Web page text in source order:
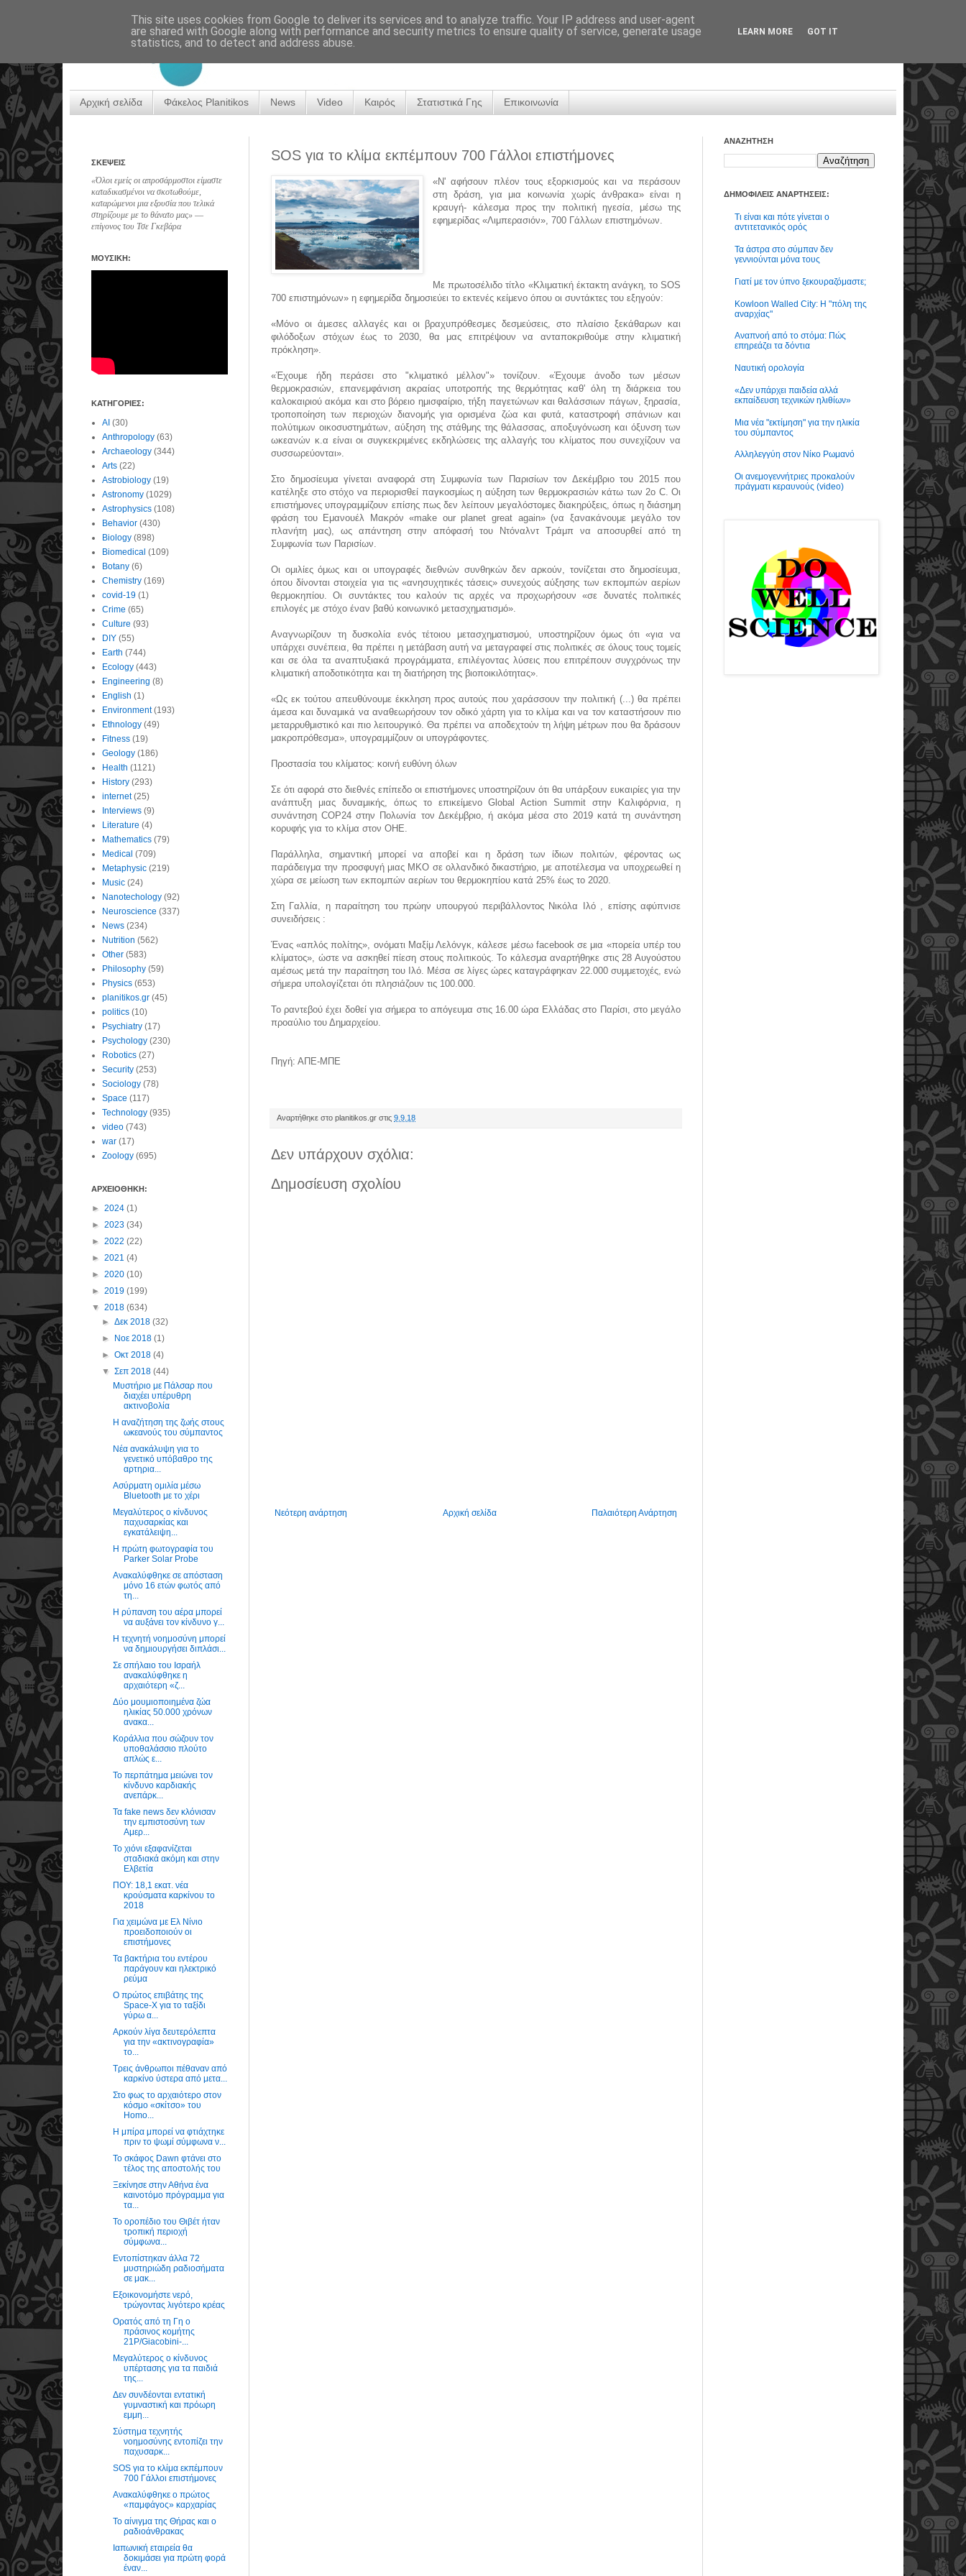
Αρχική σελίδα Φάκελος Planitikos News Video Καιρός Στατιστικά Γης Επικοινωνία
SOS για το κλίμα εκπέμπουν 700 Γάλλοι επιστήμονες
«Ν' αφήσουν πλέον τους εξορκισμούς και να περάσουν
στη δράση, για μια κοινωνία χωρίς άνθρακα» είναι η
κραυγή- κάλεσμα προς την πολιτική ηγεσία, μέσω της
εφημερίδας «Λιμπερασιόν», 700 Γάλλων επιστημόνων.
Με πρωτοσέλιδο τίτλο «Κλιματική έκτακτη ανάγκη, το SOS
700 επιστημόνων» η εφημερίδα δημοσιεύει το εκτενές κείμενο όπου οι συντάκτες του εξηγούν:
«Μόνο οι άμεσες αλλαγές και οι βραχυπρόθεσμες δεσμεύσεις, στο πλαίσιο ξεκάθαρων και
φιλόδοξων στόχων έως το 2030, θα μας επιτρέψουν να ανταποκριθούμε στην κλιματική
πρόκληση».
«Έχουμε ήδη περάσει στο "κλιματικό μέλλον"» τονίζουν. «Έχουμε άνοδο των μέσων
θερμοκρασιών, επανεμφάνιση ακραίας υποτροπής της θερμότητας καθ' όλη τη διάρκεια του
καλοκαιριού ακόμα και στο βόρειο ημισφαίριο, τήξη παγετώνων και θαλάσσιων πάγων, ξηρασία,
τροποποίηση των περιοχών διανομής για ορισμένα ζώα και φυτά, καταστροφή σπάνιων και
πολύτιμων οικοσυστημάτων, αύξηση της στάθμης της θάλασσας, αποξυγόνωση και όξυνση των
ωκεανών κ.α είναι οι συγκεκριμένες εκδηλώσεις της αλλαγής του κλίματος που συνεχίζουν να
συσσωρεύονται».
Στο δημοσίευμα γίνεται αναφορά στη Συμφωνία των Παρισίων τον Δεκέμβριο του 2015 που
κατέληξε στο στόχο να περιορισθεί παγκοσμίως η αύξηση των θερμοκρασιών κάτω των 2ο C. Οι
επιστήμονες υπογραμμίζουν επίσης πως δεν λείπουν μεγαλόστομες διακηρύξεις, όπως η διάσημη
φράση του Εμανουέλ Μακρόν «make our planet great again» (να ξανακάνουμε μεγάλο τον
πλανήτη μας), ως απάντηση στην απόφασή του Ντόναλντ Τράμπ να αποσυρθεί από τη
Συμφωνία των Παρισίων.
Οι ομιλίες όμως και οι υπογραφές διεθνών συνθηκών δεν αρκούν, τονίζεται στο δημοσίευμα,
όπου δίνονται στοιχεία για τις «ανησυχητικές τάσεις» συνεχούς αύξησης των εκπομπών αερίων
θερμοκηπίου. Οι συντάκτες του καλούν τις αρχές να προχωρήσουν «σε δυνατές πολιτικές
επιλογές με στόχο έναν βαθύ κοινωνικό μετασχηματισμό».
Αναγνωρίζουν τη δυσκολία ενός τέτοιου μετασχηματισμού, υποστηρίζουν όμως ότι «για να
υπάρχει συνέπεια, θα πρέπει η μετάβαση αυτή να μεταγραφεί στις πολιτικές σε όλους τους τομείς
και σε όλα τα αναπτυξιακά προγράμματα, επιλέγοντας λύσεις που επιτρέπουν συγχρόνως την
κλιματική αποδοτικότητα και τη διατήρηση της βιοποικιλότητας».
«Ως εκ τούτου απευθύνουμε έκκληση προς αυτούς που χαράσσουν την πολιτική (...) θα πρέπει
άμεσα και δυναμικά να αναθεωρήσουν τον οδικό χάρτη για το κλίμα και να τον καταστήσουν πιο
μεταρρυθμιστικό και πιο λειτουργικό. Θα πρέπει να αποδεχτούν τη λήψη μέτρων που θα δράσουν
μακροπρόθεσμα», υπογραμμίζουν οι υπογράφοντες.
Προστασία του κλίματος: κοινή ευθύνη όλων
Σε ότι αφορά στο διεθνές επίπεδο οι επιστήμονες υποστηρίζουν ότι θα υπάρξουν ευκαιρίες για την
ανάπτυξη μιας δυναμικής, όπως το επικείμενο Global Action Summit στην Καλιφόρνια, η
συνάντηση COP24 στην Πολωνία τον Δεκέμβριο, ή ακόμα μέσα στο 2019 κατά τη συνάντηση
κορυφής για το κλίμα στον ΟΗΕ.
Παράλληλα, σημαντική μπορεί να αποβεί και η δράση των ίδιων πολιτών, φέροντας ως
παράδειγμα την προσφυγή μιας ΜΚΟ σε ολλανδικό δικαστήριο, με αποτέλεσμα να υποχρεωθεί η
χώρα σε μείωση των εκπομπών αερίων του θερμοκηπίου κατά 25% έως το 2020.
Στη Γαλλία, η παραίτηση του πρώην υπουργού περιβάλλοντος Νικόλα Ιλό , επίσης αφύπνισε
συνειδήσεις :
Ένας «απλός πολίτης», ονόματι Μαξίμ Λελόνγκ, κάλεσε μέσω facebook σε μια «πορεία υπέρ του
κλίματος», ώστε να ασκηθεί πίεση στους πολιτικούς. Το κάλεσμα αναρτήθηκε στις 28 Αυγούστου
αμέσως μετά την παραίτηση του Ιλό. Μέσα σε λίγες ώρες καταγράφηκαν 22.000 συμμετοχές, ενώ
σήμερα υπολογίζεται ότι πλησιάζουν τις 100.000.
Το ραντεβού έχει δοθεί για σήμερα το απόγευμα στις 16.00 ώρα Ελλάδας στο Παρίσι, στο μεγάλο
προαύλιο του Δημαρχείου.
Πηγή: ΑΠΕ-ΜΠΕ
Αναρτήθηκε στο planitikos.gr στις 9.9.18
Δεν υπάρχουν σχόλια:
Δημοσίευση σχολίου
Νεότερη ανάρτηση Παλαιότερη Ανάρτηση
Αρχική σελίδα
ΣΚΕΨΕΙΣ
«Όλοι εμείς οι απροσάρμοστοι είμαστε
καταδικασμένοι να σκοτωθούμε,
καταρώμενοι μια εξουσία που τελικά
στηρίζουμε με το θάνατο μας» ―
επίγονος του Τσε Γκεβάρα
ΜΟΥΣΙΚΗ:
ΚΑΤΗΓΟΡΙΕΣ:
AI (30)
Anthropology (63)
Archaeology (344)
Arts (22)
Astrobiology (19)
Astronomy (1029)
Astrophysics (108)
Behavior (430)
Biology (898)
Biomedical (109)
Botany (6)
Chemistry (169)
covid-19 (1)
Crime (65)
Culture (93)
DIY (55)
Earth (744)
Ecology (443)
Engineering (8)
English (1)
Environment (193)
Ethnology (49)
Fitness (19)
Geology (186)
Health (1121)
History (293)
internet (25)
Interviews (9)
Literature (4)
Mathematics (79)
Medical (709)
Metaphysic (219)
Music (24)
Nanotechology (92)
Neuroscience (337)
News (234)
Nutrition (562)
Other (583)
Philosophy (59)
Physics (653)
planitikos.gr (45)
politics (10)
Psychiatry (17)
Psychology (230)
Robotics (27)
Security (253)
Sociology (78)
Space (117)
Technology (935)
video (743)
war (17)
Zoology (695)
ΑΡΧΕΙΟΘΗΚΗ:
► 2024 (1)
► 2023 (34)
► 2022 (22)
► 2021 (4)
► 2020 (10)
► 2019 (199)
▼ 2018 (634)
►Δεκ 2018(32)
► Νοε 2018(1)
►Οκτ 2018(4)
▼Σεπ 2018(44)
Μυστήριο με Πάλσαρ που
διαχέει υπέρυθρη
ακτινοβολία
Η αναζήτηση της ζωής στους
ωκεανούς του σύμπαντος
Νέα ανακάλυψη για το
γενετικό υπόβαθρο της
αρτηρια...
Ασύρματη ομιλία μέσω
Bluetooth με το χέρι
Μεγαλύτερος ο κίνδυνος
παχυσαρκίας και
εγκατάλειψη...
Η πρώτη φωτογραφία του
Parker Solar Probe
Ανακαλύφθηκε σε απόσταση
μόνο 16 ετών φωτός από
τη...
Η ρύπανση του αέρα μπορεί
να αυξάνει τον κίνδυνο γ...
Η τεχνητή νοημοσύνη μπορεί
να δημιουργήσει διπλάσι...
Σε σπήλαιο του Ισραήλ
ανακαλύφθηκε η
αρχαιότερη «ζ...
Δύο μουμιοποιημένα ζώα
ηλικίας 50.000 χρόνων
ανακα...
Κοράλλια που σώζουν τον
υποθαλάσσιο πλούτο
απλώς ε...
Το περπάτημα μειώνει τον
κίνδυνο καρδιακής
ανεπάρκ...
Τα fake news δεν κλόνισαν
την εμπιστοσύνη των
Αμερ...
Το χιόνι εξαφανίζεται
σταδιακά ακόμη και στην
Ελβετία
ΠΟΥ: 18,1 εκατ. νέα
κρούσματα καρκίνου το
2018
Για χειμώνα με Ελ Νίνιο
προειδοποιούν οι
επιστήμονες
Τα βακτήρια του εντέρου
παράγουν και ηλεκτρικό
ρεύμα
Ο πρώτος επιβάτης της
Space-X για το ταξίδι
γύρω α...
Αρκούν λίγα δευτερόλεπτα
για την «ακτινογραφία»
το...
Τρεις άνθρωποι πέθαναν από
καρκίνο ύστερα από μετα...
Στο φως το αρχαιότερο στον
κόσμο «σκίτσο» του
Homo...
Η μπίρα μπορεί να φτιάχτηκε
πριν το ψωμί σύμφωνα ν...
Το σκάφος Dawn φτάνει στο
τέλος της αποστολής του
Ξεκίνησε στην Αθήνα ένα
καινοτόμο πρόγραμμα για
τα...
Το οροπέδιο του Θιβέτ ήταν
τροπική περιοχή
σύμφωνα...
Εντοπίστηκαν άλλα 72
μυστηριώδη ραδιοσήματα
σε μακ...
Εξοικονομήστε νερό,
τρώγοντας λιγότερο κρέας
Ορατός από τη Γη ο
πράσινος κομήτης
21Ρ/Giacobini-...
Μεγαλύτερος ο κίνδυνος
υπέρτασης για τα παιδιά
της...
Δεν συνδέονται εντατική
γυμναστική και πρόωρη
εμμη...
Σύστημα τεχνητής
νοημοσύνης εντοπίζει την
παχυσαρκ...
SOS για το κλίμα εκπέμπουν
700 Γάλλοι επιστήμονες
Ανακαλύφθηκε ο πρώτος
«παμφάγος» καρχαρίας
To αίνιγμα της Θήρας και ο
ραδιοάνθρακας
Ιαπωνική εταιρεία θα
δοκιμάσει για πρώτη φορά
έναν...
ΑΝΑΖΗΤΗΣΗ
ΔΗΜΟΦΙΛΕΙΣ ΑΝΑΡΤΗΣΕΙΣ:
Τι είναι και πότε γίνεται ο
αντιτετανικός ορός
Τα άστρα στο σύμπαν δεν
γεννιούνται μόνα τους
Γιατί με τον ύπνο ξεκουραζόμαστε;
Kowloon Walled City: Η "πόλη της
αναρχίας"
Αναπνοή από το στόμα: Πώς
επηρεάζει τα δόντια
Ναυτική ορολογία
«Δεν υπάρχει παιδεία αλλά
εκπαίδευση τεχνικών ηλιθίων»
Μια νέα "εκτίμηση" για την ηλικία
του σύμπαντος
Αλληλεγγύη στον Νίκο Ρωμανό
Οι ανεμογεννήτριες προκαλούν
πράγματι κεραυνούς (video)
This site uses cookies from Google to deliver its services and to analyze traffic. Your IP address and user-agent
are shared with Google along with performance and security metrics to ensure quality of service, generate usage
statistics, and to detect and address abuse.
LEARN MORE GOT IT